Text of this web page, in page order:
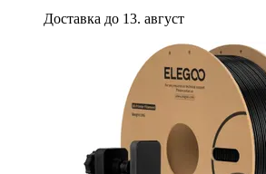
Доставка до 13. август